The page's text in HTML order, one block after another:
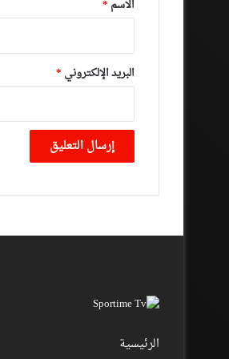
الاسم *
البريد الإلكتروني *
الرئيسية